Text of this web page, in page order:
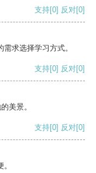
支持[0] 反对[0]
求选择学习方式。
支持[0] 反对[0]
美景。
支持[0] 反对[0]